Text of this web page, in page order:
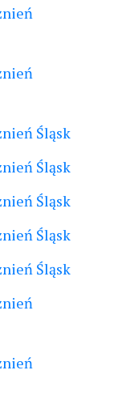
Śląsk
Śląsk
Śląsk
Śląsk
Śląsk